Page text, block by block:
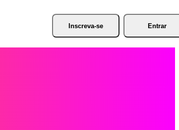
Inscreva-se Entrar